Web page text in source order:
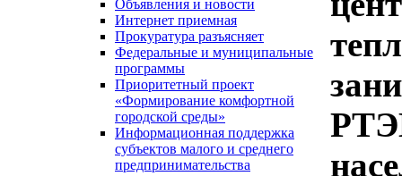
Объявления и новости
Интернет приемная
Прокуратура разъясняет
Федеральные и муниципальные
программы
Приоритетный проект
«Формирование комфортной
городской среды»
Информационная поддержка
субъектов малого и среднего
предпринимательства